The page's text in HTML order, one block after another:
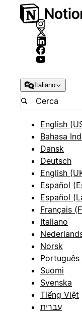
Italiano
English
Bahasa
Dansk
Deutsch
English
Español
Español
Français
Italiano
Norsk
Português
Suomi
Svenska
Tiếng Việt
עברית